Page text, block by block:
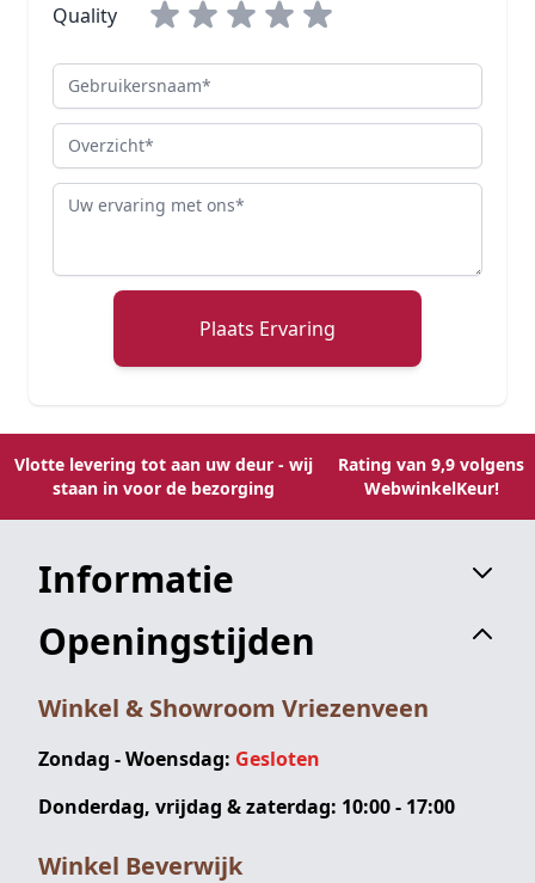
Quality
Gebruikersnaam
Overzicht
Review
Plaats Ervaring
Vlotte levering tot aan uw deur - wij
staan in voor de bezorging
Rating van 9,9 volgens
WebwinkelKeur!
Informatie
Openingstijden
Winkel & Showroom Vriezenveen
Zondag - Woensdag: Gesloten
Donderdag, vrijdag & zaterdag: 10:00 - 17:00
Winkel Beverwijk